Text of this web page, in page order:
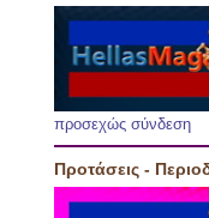
προσεχώς σύνδεση
Προτάσεις -